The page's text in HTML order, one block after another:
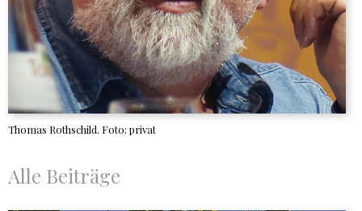
Thomas Rothschild. Foto: privat
Alle Beiträge